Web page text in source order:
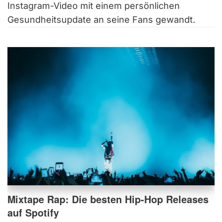
Instagram-Video mit einem persönlichen
Gesundheitsupdate an seine Fans gewandt.
Mixtape Rap: Die besten Hip-Hop Releases
auf Spotify